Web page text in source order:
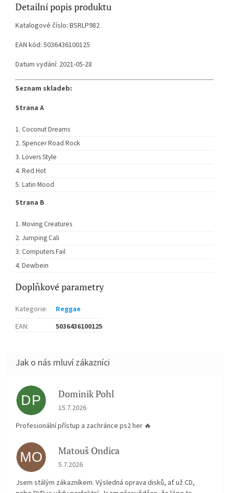
Detailní popis produktu
Katalogové číslo: BSRLP982
EAN kód: 5036436100125
Datum vydání: 2021-05-28
Seznam skladeb:
Strana A
Coconut Dreams
Spencer Road Rock
Lovers Style
Red Hot
Latin Mood
Strana B
Moving Creatures
Jumping Cali
Computers Fail
Dewbein
Doplňkové parametry
Kategorie:
Reggae
EAN: 5036436100125
DP Dominik Pohl
Hodnocení obchodu je 5 z 5 hvězdiček.
15.7.2026
Profesionální přístup a zachránce ps2 her 🔥
MO Matouš Ondica
Hodnocení obchodu je 5 z 5 hvězdiček.
5.7.2026
Jsem stálým zákazníkem. Výsledná oprava disků, ať už CD,